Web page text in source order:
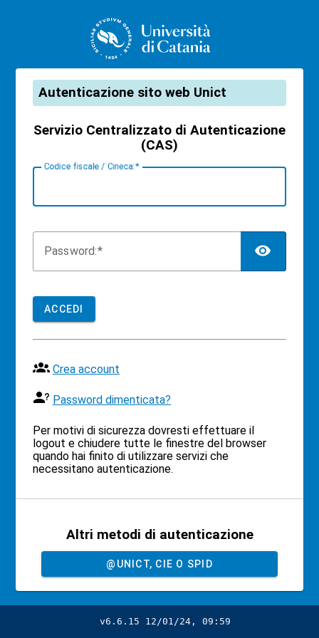
CAS
Autenticazione sito web Unict
Servizio Centralizzato di Autenticazione
(CAS)
Codice fiscale / Cineca:
Password:
ACCEDI
Crea account
Password dimenticata?
Per motivi di sicurezza dovresti effettuare il
logout e chiudere tutte le finestre del browser
quando hai finito di utilizzare servizi che
necessitano autenticazione.
Altri metodi di autenticazione
@UNICT, CIE O SPID
v6.6.15 12/01/24, 09:59